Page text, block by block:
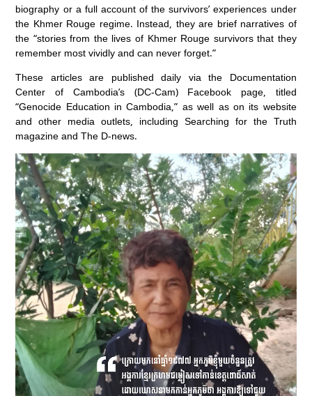
biography or a full account of the survivors’ experiences under
the Khmer Rouge regime. Instead, they are brief narratives of
the “stories from the lives of Khmer Rouge survivors that they
remember most vividly and can never forget.”
These articles are published daily via the Documentation
Center of Cambodia’s (DC-Cam) Facebook page, titled
“Genocide Education in Cambodia,” as well as on its website
and other media outlets, including Searching for the Truth
magazine and The D-news.